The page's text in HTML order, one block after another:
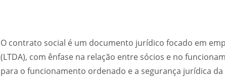
O contrato social é um documento jurídico focado em
(LTDA), com ênfase na relação entre sócios e no
para o funcionamento ordenado e a segurança jurídica